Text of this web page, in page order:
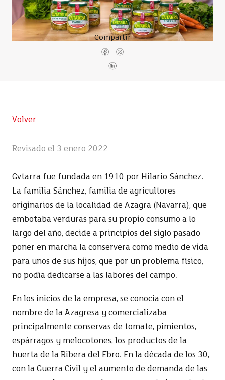
Compartir
Volver
Revisado el 3 enero 2022
Gvtarra fue fundada en 1910 por Hilario Sánchez.
La familia Sánchez, familia de agricultores
originarios de la localidad de Azagra (Navarra), que
embotaba verduras para su propio consumo a lo
largo del año, decide a principios del siglo pasado
poner en marcha la conservera como medio de vida
para unos de sus hijos, que por un problema físico,
no podía dedicarse a las labores del campo.
En los inicios de la empresa, se conocía con el
nombre de la Azagresa y comercializaba
principalmente conservas de tomate, pimientos,
espárragos y melocotones, los productos de la
huerta de la Ribera del Ebro. En la década de los 30,
con la Guerra Civil y el aumento de demanda de las